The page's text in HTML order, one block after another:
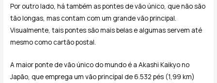
Por outro lado, há também as pontes de vão único, que não são
tão longas, mas contam com um grande vão principal.
Visualmente, tais pontes são mais belas e algumas servem até
mesmo como cartão postal.
A maior ponte de vão único do mundo é a Akashi Kaikyo no
Japão, que emprega um vão principal de 6.532 pés (1,99 km)